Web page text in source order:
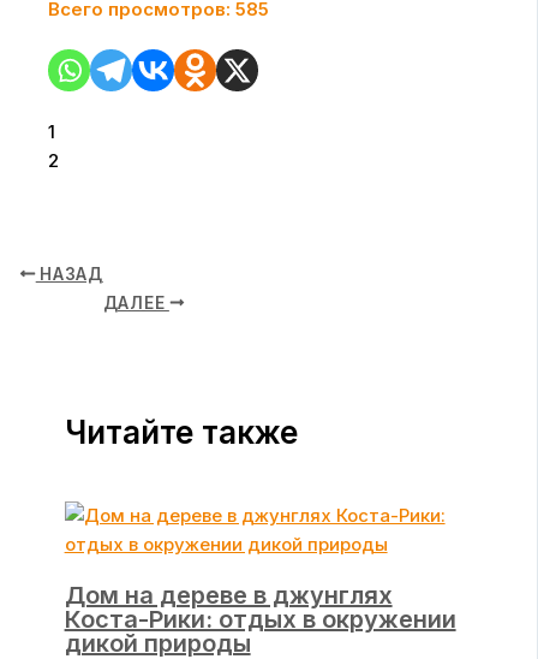
Всего просмотров: 585
1
2
НАЗАД
ДАЛЕЕ
Читайте также
Дом на дереве в джунглях
Коста-Рики: отдых в окружении
дикой природы